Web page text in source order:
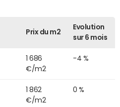
Prix du m2
Evolution
sur 6 mois
1 686
€/m2
-4 %
1 862
€/m2
0 %